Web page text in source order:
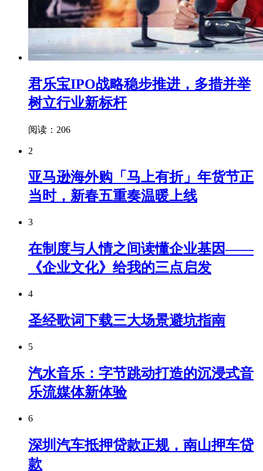
君乐宝IPO战略稳步推进，多措并举
树立行业新标杆
阅读：206
2
亚马逊海外购「马上有折」年货节正
当时，新春五重奏温暖上线
3
在制度与人情之间读懂企业基因——
《企业文化》给我的三点启发
4
圣经歌词下载三大场景避坑指南
5
汽水音乐：字节跳动打造的沉浸式音
乐流媒体新体验
6
深圳汽车抵押贷款正规，南山押车贷
款